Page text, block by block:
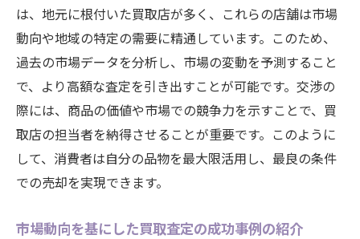
は、地元に根付いた買取店が多く、これらの店舗は市場
動向や地域の特定の需要に精通しています。このため、
過去の市場データを分析し、市場の変動を予測すること
で、より高額な査定を引き出すことが可能です。交渉の
際には、商品の価値や市場での競争力を示すことで、買
取店の担当者を納得させることが重要です。このように
して、消費者は自分の品物を最大限活用し、最良の条件
での売却を実現できます。
市場動向を基にした買取査定の成功事例の紹介